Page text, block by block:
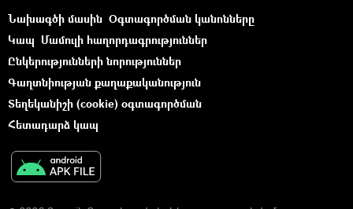
Նախագծի մասին Օգտագործման կանոնները
Կապ Մամուլի հաղորդագրություններ
Ընկերությունների նորություններ
Գաղտնիության քաղաքականություն
Տեղեկանիշի (cookie) օգտագործման
Հետադարձ կապ